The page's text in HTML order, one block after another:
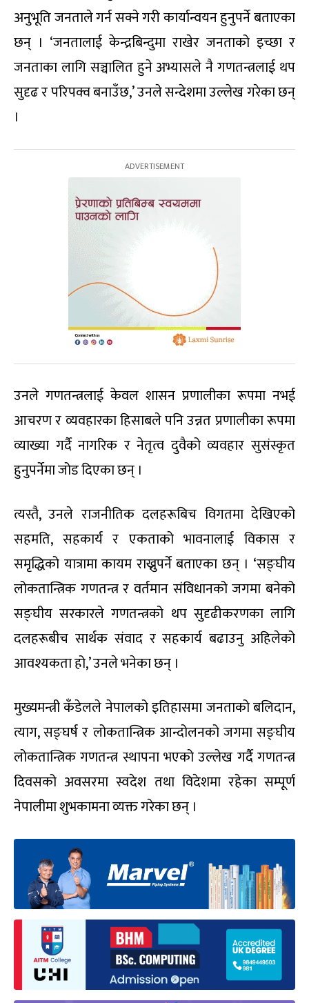
अनुभूति जनताले गर्न सक्ने गरी कार्यान्वयन हुनुपर्ने बताएका
छन् । ‘जनतालाई केन्द्रबिन्दुमा राखेर जनताको इच्छा र
जनताका लागि सञ्चालित हुने अभ्यासले नै गणतन्त्रलाई थप
सुदृढ र परिपक्व बनाउँछ,’ उनले सन्देशमा उल्लेख गरेका छन्
।
उनले गणतन्त्रलाई केवल शासन प्रणालीका रूपमा नभई
आचरण र व्यवहारका हिसाबले पनि उन्नत प्रणालीका रूपमा
व्याख्या गर्दै नागरिक र नेतृत्व दुवैको व्यवहार सुसंस्कृत
हुनुपर्नेमा जोड दिएका छन् ।
त्यस्तै, उनले राजनीतिक दलहरूबिच विगतमा देखिएको
सहमति, सहकार्य र एकताको भावनालाई विकास र
समृद्धिको यात्रामा कायम राख्नुपर्ने बताएका छन् । ‘सङ्घीय
लोकतान्त्रिक गणतन्त्र र वर्तमान संविधानको जगमा बनेको
सङ्घीय सरकारले गणतन्त्रको थप सुदृढीकरणका लागि
दलहरूबीच सार्थक संवाद र सहकार्य बढाउनु अहिलेको
आवश्यकता हो,’ उनले भनेका छन् ।
मुख्यमन्त्री कँडेलले नेपालको इतिहासमा जनताको बलिदान,
त्याग, सङ्घर्ष र लोकतान्त्रिक आन्दोलनको जगमा सङ्घीय
लोकतान्त्रिक गणतन्त्र स्थापना भएको उल्लेख गर्दै गणतन्त्र
दिवसको अवसरमा स्वदेश तथा विदेशमा रहेका सम्पूर्ण
नेपालीमा शुभकामना व्यक्त गरेका छन् ।